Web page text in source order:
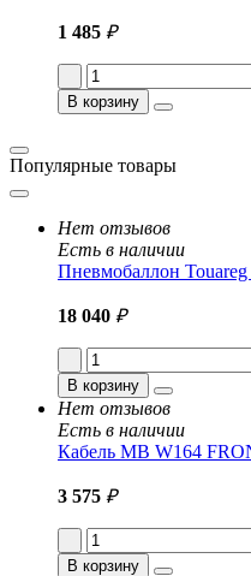
1 485 ₽
В корзину
Популярные товары
Нет отзывов
Есть в наличии
Пневмобаллон
18 040 ₽
В корзину
Нет отзывов
Есть в наличии
Кабель MB W164
3 575 ₽
В корзину